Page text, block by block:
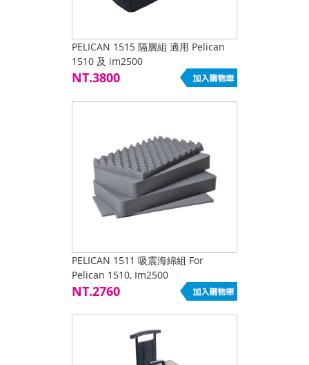
PELICAN 1515 隔層組 適用 Pelican
1510 及 im2500
NT.3800
PELICAN 1511 吸震海綿組 For
Pelican 1510, Im2500
NT.2760